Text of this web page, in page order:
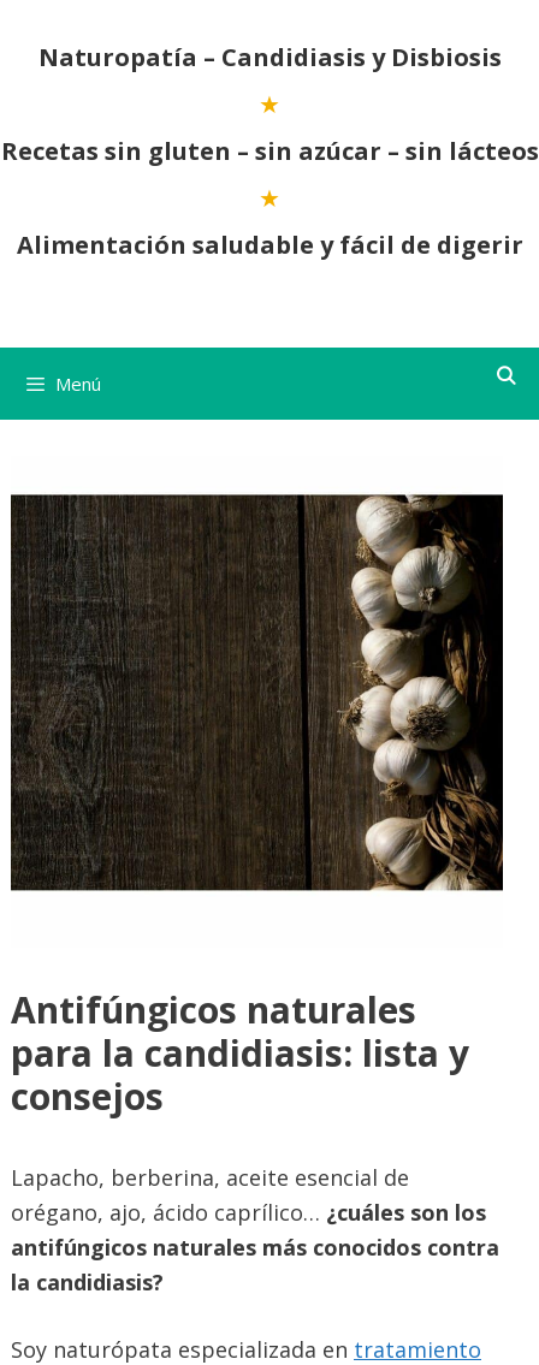
contenido
Naturopatía – Candidiasis y Disbiosis
Recetas sin gluten – sin azúcar – sin lácteos
Alimentación saludable y fácil de digerir
Menú
Antifúngicos naturales
para la candidiasis: lista y
consejos
Lapacho, berberina, aceite esencial de
orégano, ajo, ácido caprílico… ¿cuáles son los
antifúngicos naturales más conocidos contra
la candidiasis?
Soy naturópata especializada en tratamiento